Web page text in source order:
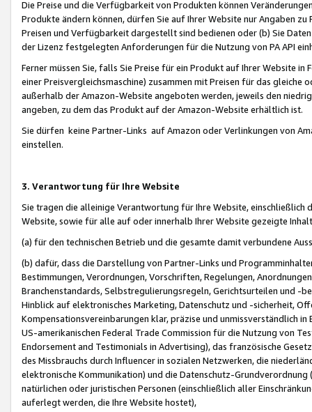
Die Preise und die Verfügbarkeit von Produkten können
Produkte ändern können, dürfen Sie auf Ihrer Website nur Angaben
Preisen und Verfügbarkeit dargestellt sind bedienen oder (b) Sie
der Lizenz festgelegten Anforderungen für die Nutzung von PA API
Ferner müssen Sie, falls Sie Preise für ein Produkt auf Ihrer Website
einer Preisvergleichsmaschine) zusammen mit Preisen für das
außerhalb der Amazon-Website angeboten werden, jeweils den
angeben, zu dem das Produkt auf der Amazon-Website erhältlich ist.
Sie dürfen keine Partner-Links auf Amazon oder Verlinkungen von
einstellen.
3. Verantwortung für Ihre Website
Sie tragen die alleinige Verantwortung für Ihre Website,
Website, sowie für alle auf oder innerhalb Ihrer Website gezeigte
(a) für den technischen Betrieb und die gesamte damit verbundene
(b) dafür, dass die Darstellung von Partner-Links und
Bestimmungen, Verordnungen, Vorschriften, Regelungen,
Branchenstandards, Selbstregulierungsregeln, Gerichtsurteilen und -
Hinblick auf elektronisches Marketing, Datenschutz und -sicherheit,
Kompensationsvereinbarungen klar, präzise und unmissverständlich
US-amerikanischen Federal Trade Commission für die Nutzung von
Endorsement and Testimonials in Advertising), das französische
des Missbrauchs durch Influencer in sozialen Netzwerken, die
elektronische Kommunikation) und die Datenschutz-
natürlichen oder juristischen Personen (einschließlich aller
auferlegt werden, die Ihre Website hostet),